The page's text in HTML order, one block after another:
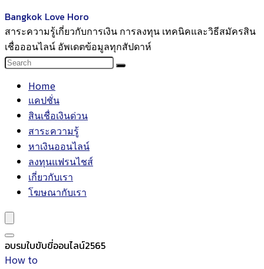
Bangkok Love Horo
สาระความรู้เกี่ยวกับการเงิน การลงทุน เทคนิคและวิธีสมัครสิน
เชื่อออนไลน์ อัพเดตข้อมูลทุกสัปดาห์
Home
แคปชั่น
สินเชื่อเงินด่วน
สาระความรู้
หาเงินออนไลน์
ลงทุนแฟรนไชส์
เกี่ยวกับเรา
โฆษณากับเรา
อบรมใบขับขี่ออนไลน์2565
How to